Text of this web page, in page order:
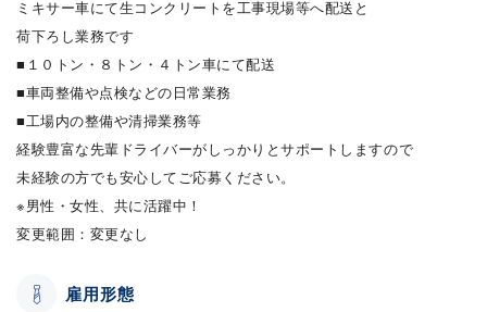
ミキサー車にて生コンクリートを工事現場等へ配送と
荷下ろし業務です
■１０トン・８トン・４トン車にて配送
■車両整備や点検などの日常業務
■工場内の整備や清掃業務等
経験豊富な先輩ドライバーがしっかりとサポートしますので
未経験の方でも安心してご応募ください。
※男性・女性、共に活躍中！
変更範囲：変更なし
雇用形態